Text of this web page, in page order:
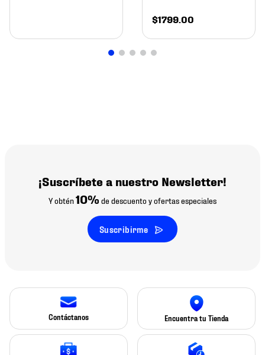
$1799.00
¡Suscríbete a nuestro Newsletter!
Y obtén10% de descuento y ofertas especiales
Suscribirme
Contáctanos Encuentra tu Tienda